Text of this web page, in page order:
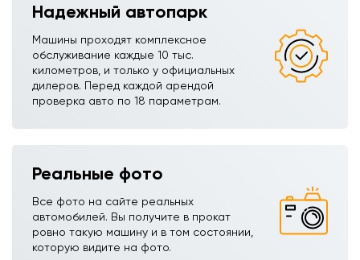
Надежный автопарк
Машины проходят комплексное
обслуживание каждые 10 тыс.
километров, и только у официальных
дилеров. Перед каждой арендой
проверка авто по 18 параметрам.
Реальные фото
Все фото на сайте реальных
автомобилей. Вы получите в прокат
ровно такую машину и в том состоянии,
которую видите на фото.